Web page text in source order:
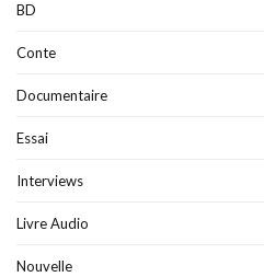
BD
Conte
Documentaire
Essai
Interviews
Livre Audio
Nouvelle